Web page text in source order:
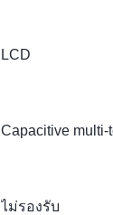
LCD
Capacitive multi-
ไม่รองรับ